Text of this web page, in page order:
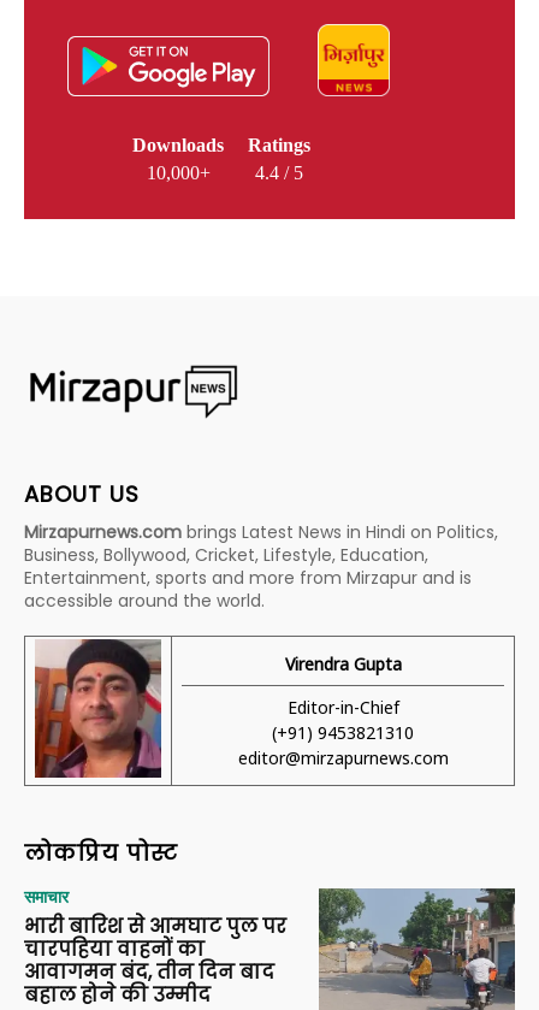
Downloads
10,000+
Ratings
4.4 / 5
ABOUT US
Mirzapurnews.com brings Latest News in Hindi on Politics,
Business, Bollywood, Cricket, Lifestyle, Education,
Entertainment, sports and more from Mirzapur and is
accessible around the world.
Virendra Gupta
Editor-in-Chief
(+91) 9453821310
editor@mirzapurnews.com
लोकप्रिय पोस्ट
समाचार
भारी बारिश से आमघाट पुल पर
चारपहिया वाहनों का
आवागमन बंद, तीन दिन बाद
बहाल होने की उम्मीद